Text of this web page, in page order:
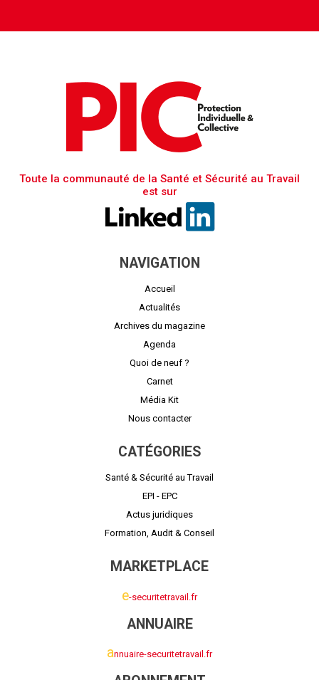
Toute la communauté de la Santé et Sécurité au Travail
est sur
NAVIGATION
Accueil
Actualités
Archives du magazine
Agenda
Quoi de neuf ?
Carnet
Média Kit
Nous contacter
CATÉGORIES
Santé & Sécurité au Travail
EPI - EPC
Actus juridiques
Formation, Audit & Conseil
MARKETPLACE
e-securitetravail.fr
ANNUAIRE
annuaire-securitetravail.fr